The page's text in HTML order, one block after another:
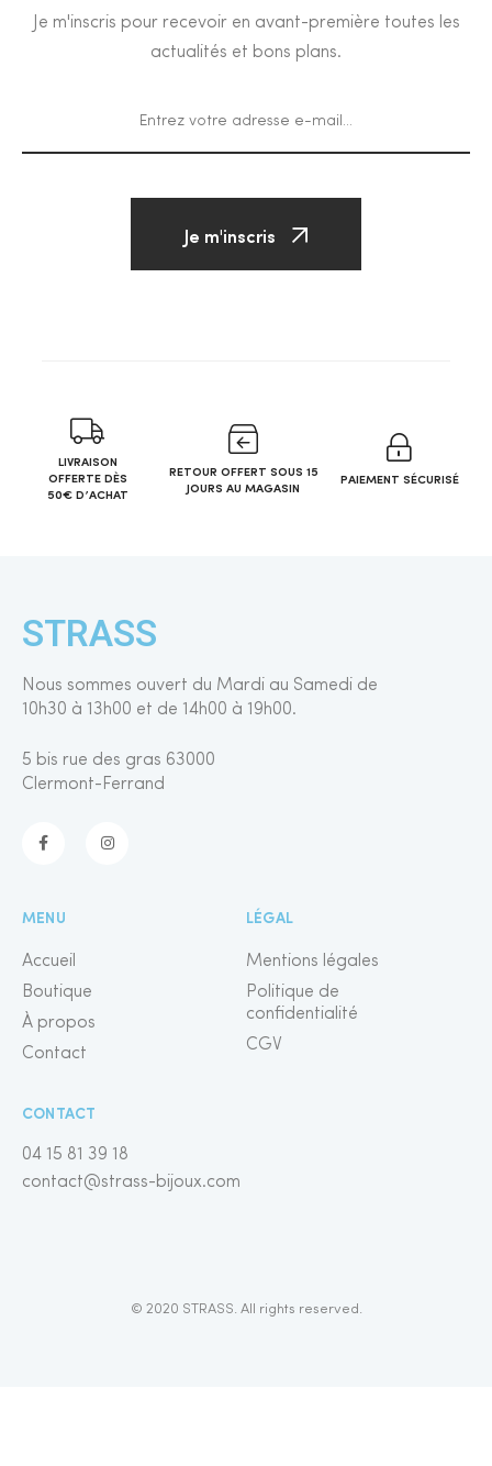
Je m'inscris pour recevoir en avant-première toutes les
actualités et bons plans.
Je m'inscris
LIVRAISON
OFFERTE DÈS
50€ D’ACHAT
RETOUR OFFERT SOUS 15
JOURS AU MAGASIN
PAIEMENT SÉCURISÉ
STRASS
Nous sommes ouvert du Mardi au Samedi de
10h30 à 13h00 et de 14h00 à 19h00.
5 bis rue des gras 63000
Clermont-Ferrand
MENU
Accueil
Boutique
À propos
Contact
LÉGAL
Mentions légales
Politique de
confidentialité
CGV
CONTACT
04 15 81 39 18
contact@strass-bijoux.com
© 2020 STRASS. All rights reserved.